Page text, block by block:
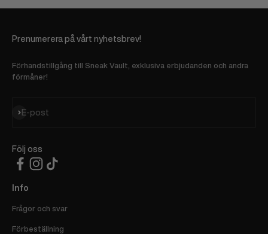
Prenumerera på vårt nyhetsbrev!
Förhandstillgång till Sneak Vault, exklusiva erbjudanden och andra
förmåner!
E-post
Prenumerera
Följ oss
Info
Frågor och svar
Förbeställning